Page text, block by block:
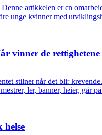
artikkelen er en
unge kvinner med
vinner de rettighetene
stilner når det blir
ler, banner, heier, går
helse